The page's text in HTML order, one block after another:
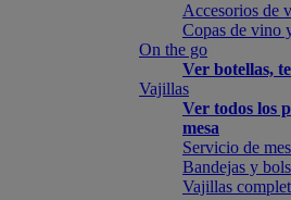
Accesorios de
Copas de vino
On the go
Ver botellas,
Vajillas
Ver todos los
mesa
Servicio de
Bandejas y bols
Vajillas